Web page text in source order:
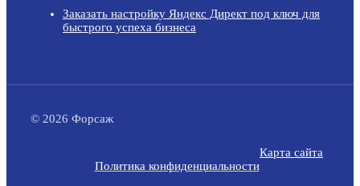
Заказать настройку Яндекс Директ под ключ для
быстрого успеха бизнеса
© 2026 Форсаж
Карта сайта
Политика конфиденциальности